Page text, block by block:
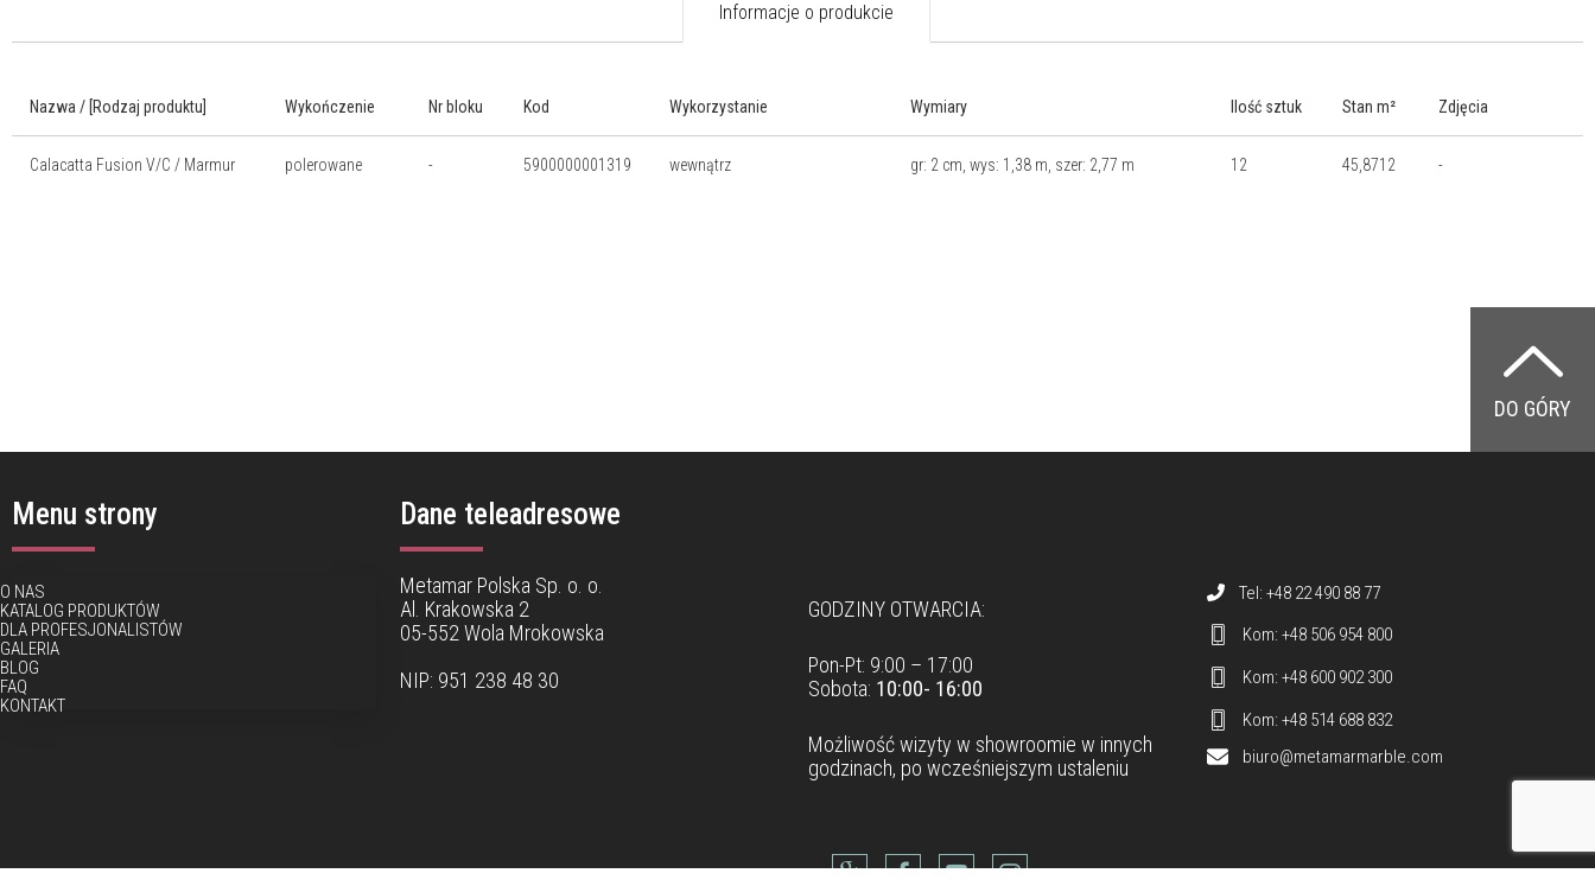
Informacje o produkcie
Nazwa / [Rodzaj produktu] Wykończenie Nr bloku Kod Wykorzystanie Wymiary Ilość sztuk Stan m² Zdjęcia
Calacatta Fusion V/C / Marmur polerowane - 5900000001319 wewnątrz gr: 2 cm, wys: 1,38 m, szer: 2,77 m 12 45,8712 -
DO GÓRY
Menu strony
O NAS
KATALOG PRODUKTÓW
DLA PROFESJONALISTÓW
GALERIA
BLOG
FAQ
KONTAKT
Dane teleadresowe
Metamar Polska Sp. o. o.
Al. Krakowska 2
05-552 Wola Mrokowska
NIP: 951 238 48 30
GODZINY OTWARCIA:
Pon-Pt: 9:00 – 17:00
Sobota: 10:00- 16:00
Możliwość wizyty w showroomie w innych
godzinach, po wcześniejszym ustaleniu
Tel: +48 22 490 88 77
Kom: +48 506 954 800
Kom: +48 600 902 300
Kom: +48 514 688 832
biuro@metamarmarble.com